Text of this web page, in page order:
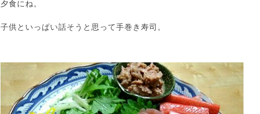
夕食にね。
子供といっぱい話そうと思って手巻き寿司。